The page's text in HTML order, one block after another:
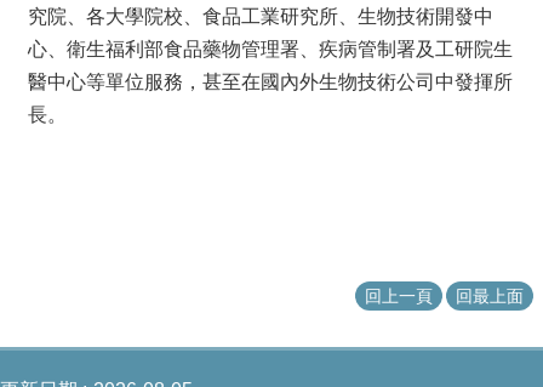
果
學
生
專
下
載
究院、各大學院校、食品工業研究所、生物技術開發中
心、衛生福利部食品藥物管理署、疾病管制署及工研院生
醫中心等單位服務，甚至在國內外生物技術公司中發揮所
長。
回上一頁 回最上面